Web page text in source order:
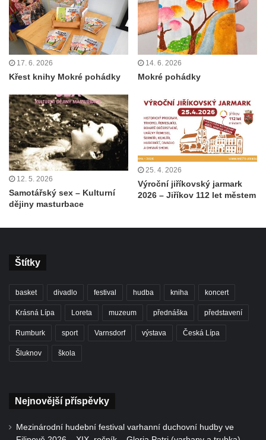
17. 6. 2026
Křest knihy Mokré pohádky
14. 6. 2026
Mokré pohádky
12. 5. 2026
Samotářský sex – Kulturní
dějiny masturbace
25. 4. 2026
Výroční jiříkovský jarmark
2026 – Jiříkov 112 let městem
Štítky
basket divadlo festival hudba kniha koncert
Krásná Lípa Loreta muzeum přednáška představení
Rumburk sport Varnsdorf výstava Česká Lípa
Šluknov škola
Nejnovější příspěvky
Mezinárodní hudební festival varhanní duchovní hudby ve